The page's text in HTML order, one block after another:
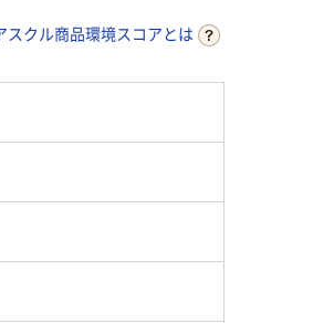
スクル商品環境スコアとは